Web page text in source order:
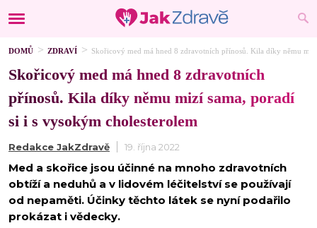
DOMŮ ZDRAVÍ Skořicový med má hned 8 zdravotních přínosů. Kila díky němu
Skořicový med má hned 8 zdravotních
přínosů. Kila díky němu mizí sama, poradí
si i s vysokým cholesterolem
Redakce JakZdravě 19. října 2022
Med a skořice jsou účinné na mnoho zdravotních
obtíží a neduhů a v lidovém léčitelství se používají
od nepaměti. Účinky těchto látek se nyní podařilo
prokázat i vědecky.